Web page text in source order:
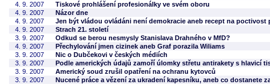
4. 9. 2007
Tiskové prohlášení profesionálky ve svém oboru
4. 9. 2007
Názor dne
4. 9. 2007
Jen být vládou ovládáni není demokracie aneb recept na poctivost
4. 9. 2007
Strach 21. století
3. 9. 2007
Odkud se berou nesmysly Stanislava Drahného v MfD?
4. 9. 2007
Přechylování jmen cizinek aneb Graf porazila Wiliams
3. 9. 2007
Nic o Dubčekovi v českých médiích
3. 9. 2007
Podle amerických údajů zamoří úlomky střetu antirakety s hlavicí
3. 9. 2007
Americký soud zrušil opatření na ochranu kytovců
3. 9. 2007
Nucené práce a vězení za ukradení kapesníku, aneb co dostanete